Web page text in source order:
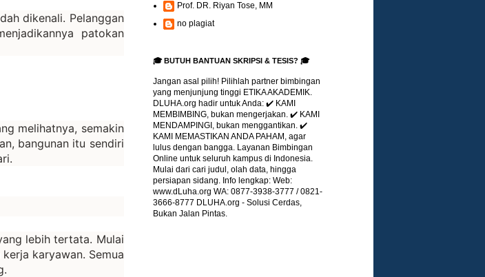
dikenali. Pelanggan
patokan
melihatnya, semakin
bangunan itu sendiri
lebih tertata. Mulai
karyawan. Semua
Prof. DR. Riyan Tose, MM
no plagiat
🎓 BUTUH BANTUAN SKRIPSI & TESIS? 🎓
Jangan asal pilih! Pilihlah partner bimbingan
yang menjunjung tinggi ETIKA AKADEMIK.
DLUHA.org hadir untuk Anda: ✔️ KAMI
MEMBIMBING, bukan mengerjakan. ✔️ KAMI
MENDAMPINGI, bukan menggantikan. ✔️
KAMI MEMASTIKAN ANDA PAHAM, agar
lulus dengan bangga. Layanan Bimbingan
Online untuk seluruh kampus di Indonesia.
Mulai dari cari judul, olah data, hingga
persiapan sidang. Info lengkap: Web:
www.dLuha.org WA: 0877-3938-3777 / 0821-
3666-8777 DLUHA.org - Solusi Cerdas,
Bukan Jalan Pintas.